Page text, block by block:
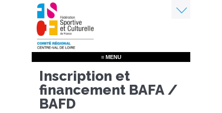
Aller
au
contenu
principal
≡ MENU
Inscription et
financement BAFA /
BAFD